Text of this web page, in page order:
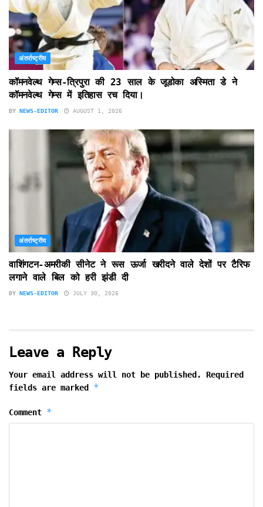
अंतर्राष्ट्रीय
कॉमनवेल्थ गेम्स-त्रिपुरा की 23 साल के जूडोका अस्मिता डे ने
कॉमनवेल्थ गेम्स में इतिहास रच दिया।
BY NEWS-EDITOR AUGUST 1, 2026
अंतर्राष्ट्रीय
वाशिंगटन-अमरीकी सीनेट ने रूस ऊर्जा खरीदने वाले देशों पर टैरिफ
लगाने वाले बिल को हरी झंडी दी
BY NEWS-EDITOR JULY 30, 2026
Leave a Reply
Your email address will not be published.
Required
fields are marked *
Comment *